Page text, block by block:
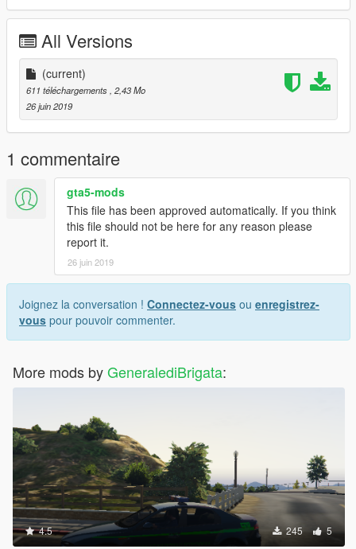
All Versions
(current)
611 téléchargements, 2,43 Mo
26 juin 2019
1 commentaire
gta5-mods
This file has been approved automatically. If you think
this file should not be here for any reason please
report it.
26 juin 2019
Joignez la conversation ! Connectez-vous ou enregistrez-
vous pour pouvoir commenter.
More mods byGeneralediBrigata:
4.5 245 5